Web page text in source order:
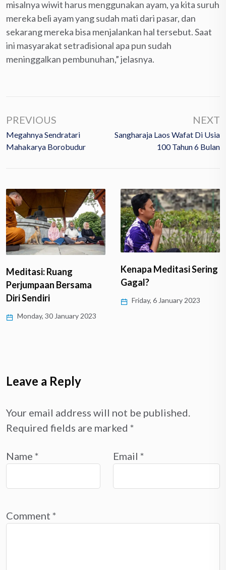
misalnya wiwit harus menggunakan ayam, ya kita suruh
mereka beli ayam yang sudah mati dari pasar, dan
sekarang mereka bisa menjalankan hal tersebut. Saat
ini masyarakat setradisional apa pun sudah
meninggalkan pembunuhan,” jelasnya.
PREVIOUS
Megahnya Sendratari
Mahakarya Borobudur
NEXT
Sangharaja Laos Wafat Di Usia
100 Tahun 6 Bulan
Meditasi: Ruang
Perjumpaan Bersama
Diri Sendiri
Monday, 30 January 2023
Kenapa Meditasi Sering
Gagal?
Friday, 6 January 2023
Leave a Reply
Your email address will not be published.
Required fields are marked *
Name * Email *
Comment *